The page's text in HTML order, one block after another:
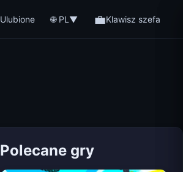
Ulubione 🌐 PL ▼ 💼Klawisz szefa
Polecane gry